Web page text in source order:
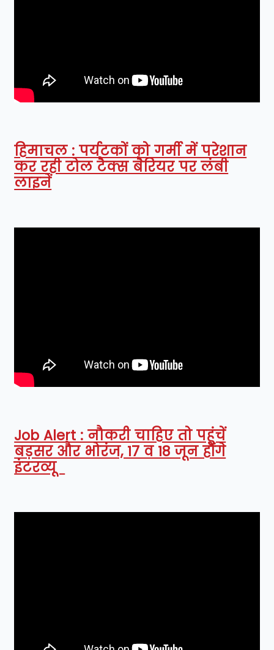
हिमाचल : पर्यटकों को गर्मी में परेशान
कर रही टोल टैक्स बैरियर पर लंबी
लाइनें
Job Alert : नौकरी चाहिए तो पहुंचें
बड़सर और भोरंज, 17 व 18 जून होंगे
इंटरव्यू